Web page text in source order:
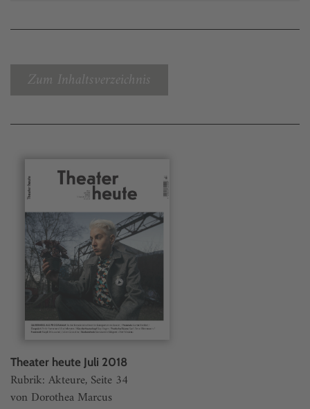
Zum Inhaltsverzeichnis
Theater heute Juli 2018
Rubrik: Akteure, Seite 34
von Dorothea Marcus